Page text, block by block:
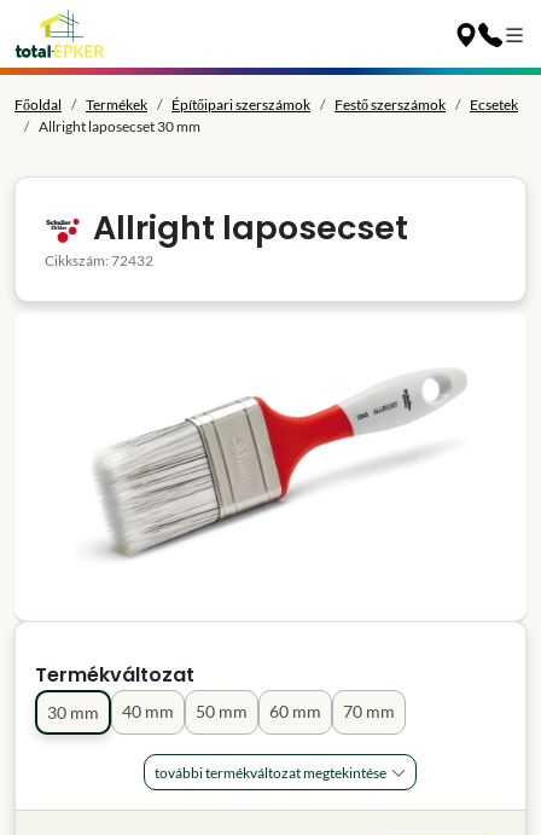
Főoldal Termékek Építőipari szerszámok Festő szerszámok
Ecsetek
Allright laposecset 30 mm
Allright laposecset
Cikkszám: 72432
Termékváltozat
30 mm 40 mm 50 mm 60 mm 70 mm
további termékváltozat megtekintése